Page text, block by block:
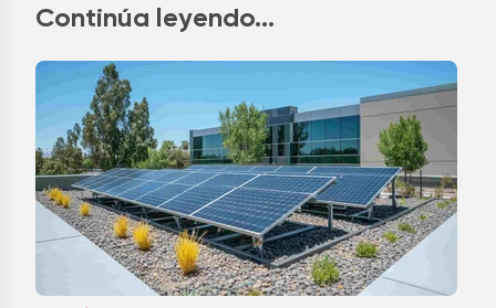
Continúa leyendo...